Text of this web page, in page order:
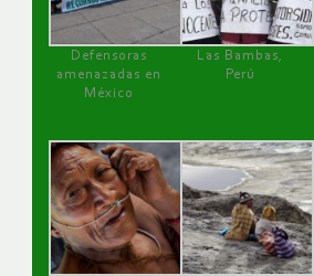
Defensoras
amenazadas en
México
Las Bambas,
Perú